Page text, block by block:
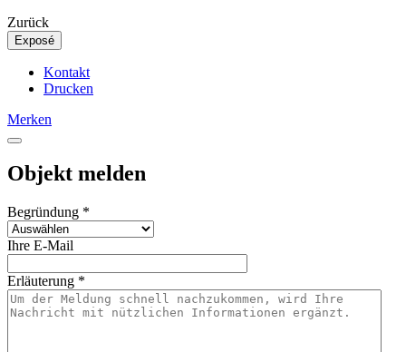
Zurück
Exposé
Kontakt
Drucken
Merken
Objekt melden
Begründung *
Ihre E-Mail
Erläuterung *